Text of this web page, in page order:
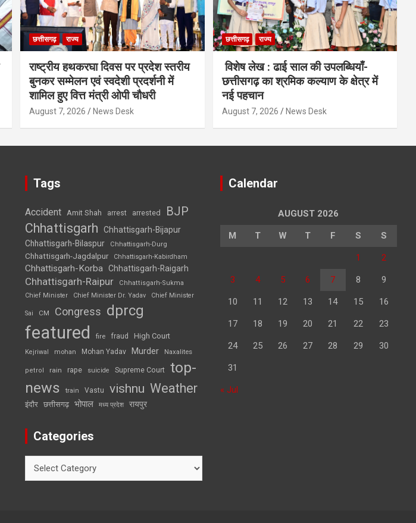
छत्तीसगढ़ राज्य
राष्ट्रीय हथकरघा दिवस पर प्रदेश स्तरीय
बुनकर सम्मेलन एवं स्वदेशी प्रदर्शनी में
शामिल हुए वित्त मंत्री ओपी चौधरी
August 7, 2026 News Desk
छत्तीसगढ़ राज्य
विशेष लेख : ढाई साल की उपलब्धियाँ-
छत्तीसगढ़ का श्रमिक कल्याण के क्षेत्र में
नई पहचान
August 7, 2026 News Desk
Tags
Accident Amit Shah arrest arrested BJP
Chhattisgarh
Chhattisgarh-Bijapur
Chhattisgarh-Bilaspur
Chhattisgarh-Durg
Chhattisgarh-Jagdalpur Chhattisgarh-Kabirdham
Chhattisgarh-Korba Chhattisgarh-Raigarh
Chhattisgarh-Raipur
Chhattisgarh-Sukma
Chief Minister
Chief Minister Dr. Yadav Chief Minister
Sai CM Congress dprcg
featured fire fraud High Court
Kejriwal mohan Mohan Yadav Murder Naxalites
petrol rain rape suicide Supreme Court top-
news
train Vastu vishnu Weather
इंदौर छत्तीसगढ़ भोपाल मध्य प्रदेश रायपुर
Categories
Calendar
AUGUST 2026
M T W T F S S
1 2
3 4 5 6 7 8 9
10 11 12 13 14 15 16
17 18 19 20 21 22 23
24 25 26 27 28 29 30
31
« Jul